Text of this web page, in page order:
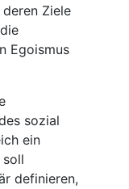
Ziele
Egoismus
sozial
ein
definieren,